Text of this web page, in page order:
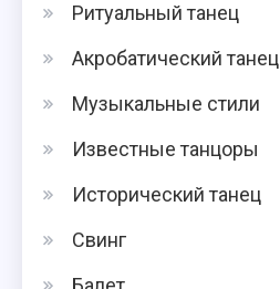
Ритуальный танец
Акробатический танец
Музыкальные стили
Известные танцоры
Исторический танец
Свинг